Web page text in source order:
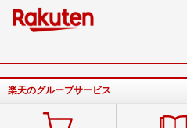
楽天のグループサービス